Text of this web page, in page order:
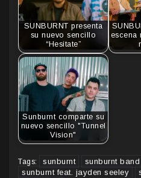
SUNBURNT presenta
su nuevo sencillo
“Hesitate”
escena
Sunburnt comparte su
nuevo sencillo "Tunnel
Vision"
Tags: sunburnt sunburnt band
sunburnt feat. jayden seeley